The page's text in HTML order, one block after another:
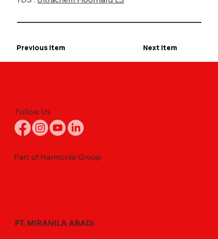
Previous Item Next Item
Follow Us
Part of Harmonia Group
PT. MIRANILA ABADI